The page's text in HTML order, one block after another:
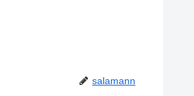
salamann